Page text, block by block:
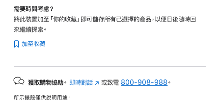
需要時間考慮？
將此裝置加至「你的收藏」即可儲存所有已選擇的產品，以便日後隨時回
來繼續探索。
加至收藏
獲取購物協助。 即時對話 (以 或致電 800-908-988 。
所示錶殼僅供說明用途。